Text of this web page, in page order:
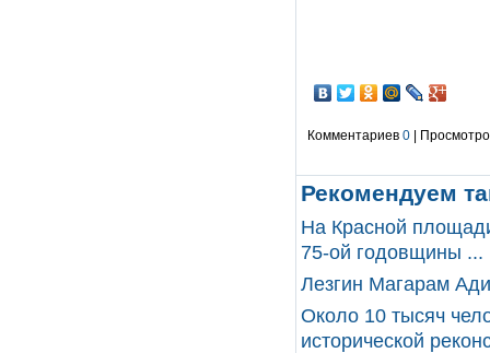
Комментариев 0 |
Рекомендуем
На Красной
75-ой годовщины ...
Лезгин Магарам
Около 10 тысяч
исторической